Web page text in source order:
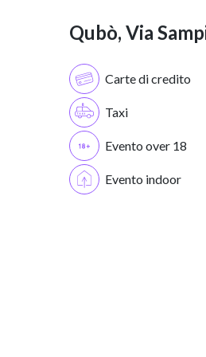
Qubò, Via
Carte di credito
Taxi
Evento over 18
Evento indoor